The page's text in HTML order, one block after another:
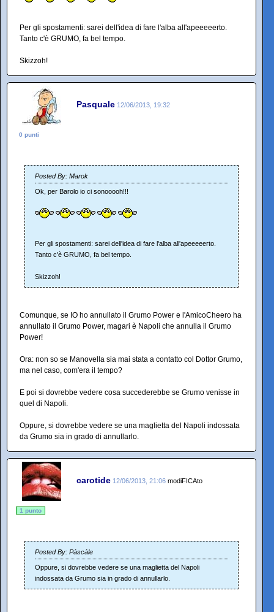
Per gli spostamenti: sarei dell'idea di fare l'alba all'apeeeeerto.
Tanto c'è GRUMO, fa bel tempo.
Skizzoh!
Pasquale 12/06/2013, 19:32
0 punti
Posted By: Marok
Ok, per Barolo io ci sonooooh!!!
Per gli spostamenti: sarei dell'idea di fare l'alba all'apeeeeerto.
Tanto c'è GRUMO, fa bel tempo.
Skizzoh!
Comunque, se IO ho annullato il Grumo Power e l'AmicoCheero ha
annullato il Grumo Power, magari è Napoli che annulla il Grumo
Power!
Ora: non so se Manovella sia mai stata a contatto col Dottor Grumo,
ma nel caso, com'era il tempo?
E poi si dovrebbe vedere cosa succederebbe se Grumo venisse in
quel di Napoli.
Oppure, si dovrebbe vedere se una maglietta del Napoli indossata
da Grumo sia in grado di annullarlo.
carotide 12/06/2013, 21:06 modiFICAto
1 punto
Posted By: Pàscàle
Oppure, si dovrebbe vedere se una maglietta del Napoli
indossata da Grumo sia in grado di annullarlo.